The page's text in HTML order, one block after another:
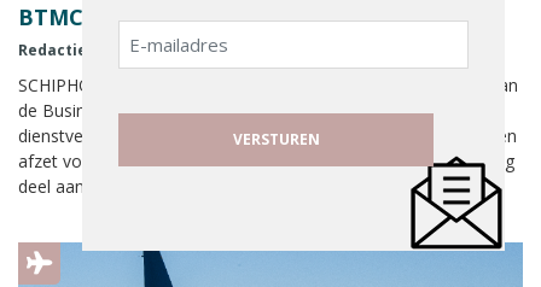
BTMConference 2021
Redactie Reisbizz 7 september 2021
SCHIPHOL - Schiphol Travel Taxi is bevestigd als deelnemer aan
de Business Travel & Mobility Conference 2021. De
dienstverlener, die reizigers 24/7 thuis en op kantoor ophaalt en
afzet voor de vertrekhal, neemt op 22 november de gehele dag
deel aan het evenement, dat wordt gehouden in Expo
E-
mailadres